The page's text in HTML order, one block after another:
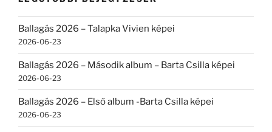
Ballagás 2026 – Talapka Vivien képei
2026-06-23
Ballagás 2026 – Második album – Barta Csilla képei
2026-06-23
Ballagás 2026 – Első album -Barta Csilla képei
2026-06-23